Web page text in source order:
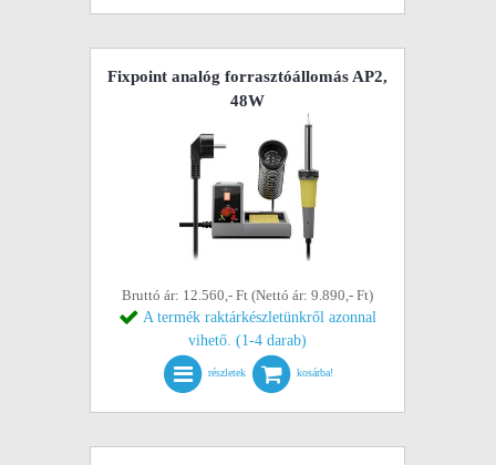
Fixpoint analóg forrasztóállomás AP2,
48W
Bruttó ár: 12.560,- Ft (Nettó ár: 9.890,- Ft)
A termék raktárkészletünkről azonnal
vihető. (1-4 darab)
részletek kosárba!